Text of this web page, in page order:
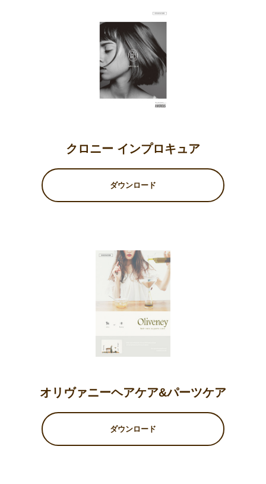
クロニー インプロキュア
ダウンロード
オリヴァニーヘアケア&パーツケア
ダウンロード